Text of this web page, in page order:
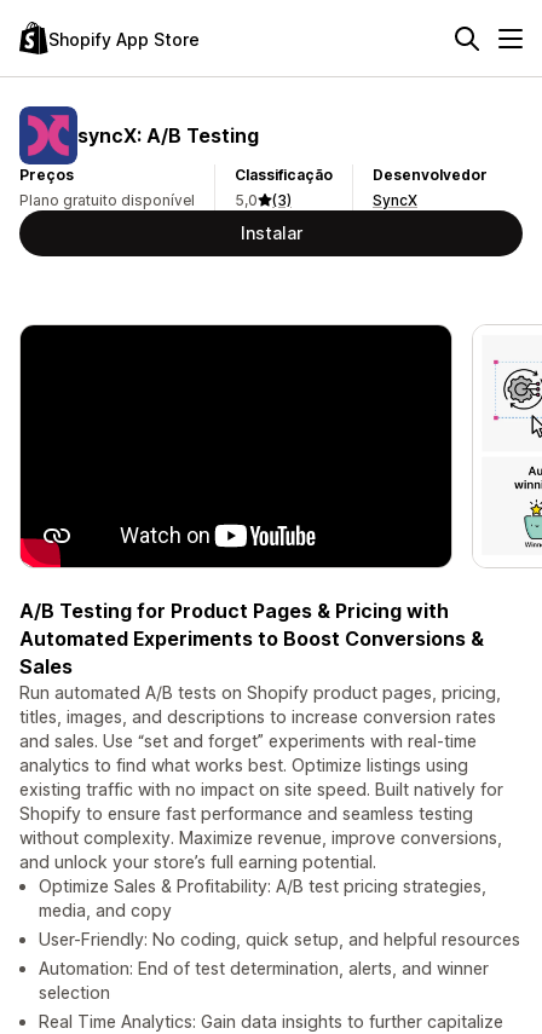
Shopify App Store
syncX: A/B Testing
Preços
Plano gratuito disponível
Classificação
5,0
(3)
Desenvolvedor
SyncX
Instalar
A/B Testing for Product Pages & Pricing with
Automated Experiments to Boost Conversions &
Sales
Run automated A/B tests on Shopify product pages, pricing,
titles, images, and descriptions to increase conversion rates
and sales. Use “set and forget” experiments with real-time
analytics to find what works best. Optimize listings using
existing traffic with no impact on site speed. Built natively for
Shopify to ensure fast performance and seamless testing
without complexity. Maximize revenue, improve conversions,
and unlock your store’s full earning potential.
Optimize Sales & Profitability: A/B test pricing strategies,
media, and copy
User-Friendly: No coding, quick setup, and helpful resources
Automation: End of test determination, alerts, and winner
selection
Real Time Analytics: Gain data insights to further capitalize